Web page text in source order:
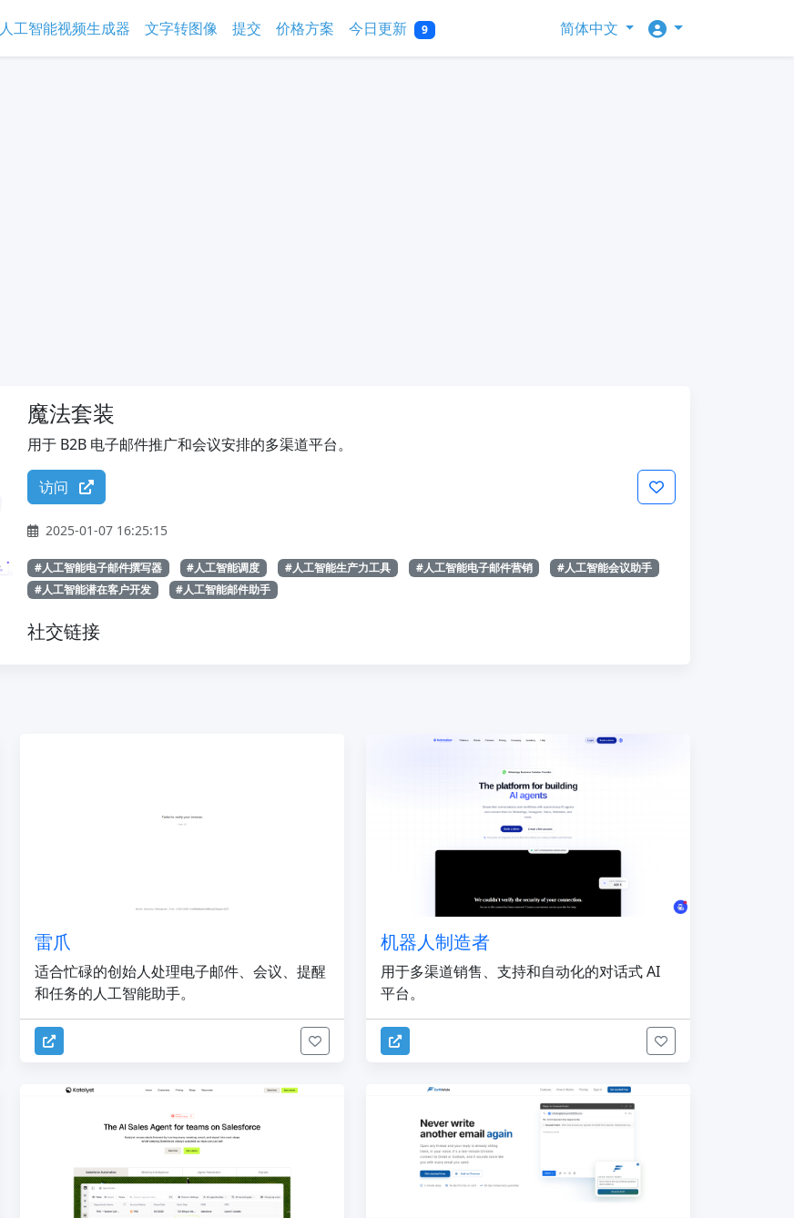
人工智能视频生成器 文字转图像 提交 价格方案 今日更新 9 简体中文
魔法套装
用于 B2B 电子邮件推广和会议安排的多渠道平台。
访问
2025-01-07 16:25:15
#人工智能电子邮件撰写器 #人工智能调度 #人工智能生产力工具 #人工智能电子邮件营销
#人工智能会议助手
#人工智能潜在客户开发
#人工智能邮件助手
社交链接
雷爪
适合忙碌的创始人处理电子邮件、会议、提醒
和任务的人工智能助手。
机器人制造者
用于多渠道销售、支持和自动化的对话式 AI
平台。